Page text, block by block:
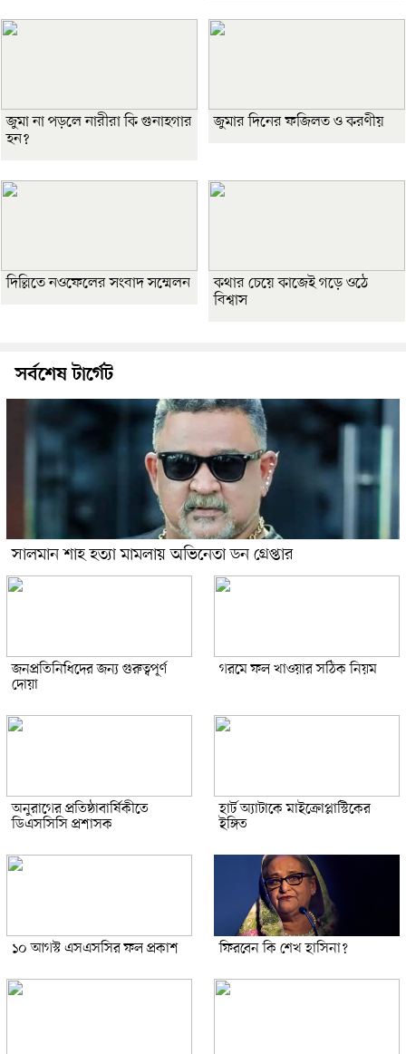
জুমা না পড়লে নারীরা কি গুনাহগার
হন?
জুমার দিনের ফজিলত ও করণীয়
দিল্লিতে নওফেলের সংবাদ সম্মেলন
কথার চেয়ে কাজেই গড়ে ওঠে
বিশ্বাস
সর্বশেষ টার্গেট
সালমান শাহ হত্যা মামলায় অভিনেতা ডন গ্রেপ্তার
জনপ্রতিনিধিদের জন্য গুরুত্বপূর্ণ
দোয়া
গরমে ফল খাওয়ার সঠিক নিয়ম
অনুরাগের প্রতিষ্ঠাবার্ষিকীতে
ডিএসসিসি প্রশাসক
হার্ট অ্যাটাকে মাইক্রোপ্লাস্টিকের
ইঙ্গিত
১০ আগস্ট এসএসসির ফল প্রকাশ ফিরবেন কি শেখ হাসিনা?